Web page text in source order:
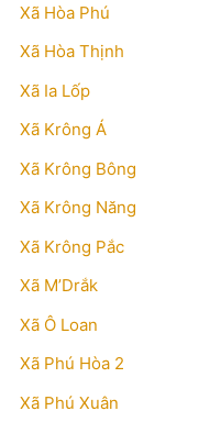
Xã Hòa Phú
Xã Hòa Thịnh
Xã Ia Lốp
Xã Krông Á
Xã Krông Bông
Xã Krông Năng
Xã Krông Pắc
Xã M’Drắk
Xã Ô Loan
Xã Phú Hòa 2
Xã Phú Xuân